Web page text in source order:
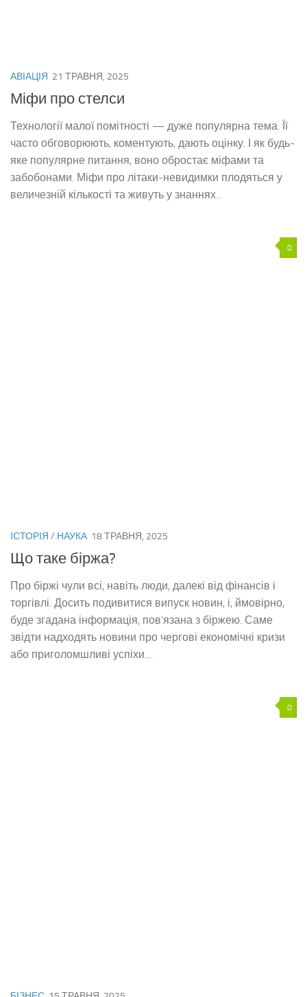
АВІАЦІЯ 21 ТРАВНЯ, 2025
Міфи про стелси
Технології малої помітності — дуже популярна тема. Її
часто обговорюють, коментують, дають оцінку. І як будь-
яке популярне питання, воно обростає міфами та
забобонами. Міфи про літаки-невидимки плодяться у
величезній кількості та живуть у знаннях...
0
ІСТОРІЯ / НАУКА 18 ТРАВНЯ, 2025
Що таке біржа?
Про біржі чули всі, навіть люди, далекі від фінансів і
торгівлі. Досить подивитися випуск новин, і, ймовірно,
буде згадана інформація, пов’язана з біржею. Саме
звідти надходять новини про чергові економічні кризи
або приголомшливі успіхи....
0